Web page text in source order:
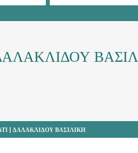
| ΔΑΛΑΚΛΙΔΟΥ ΒΑΣΙΛΙΚΗ